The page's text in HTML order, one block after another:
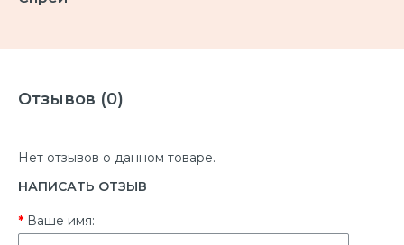
Отзывов (0)
Нет отзывов о данном товаре.
НАПИСАТЬ ОТЗЫВ
Ваше имя: